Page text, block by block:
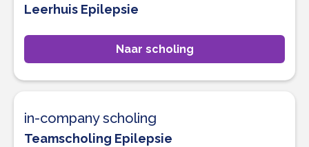
Leerhuis Epilepsie
Naar scholing
in-company scholing
Teamscholing Epilepsie